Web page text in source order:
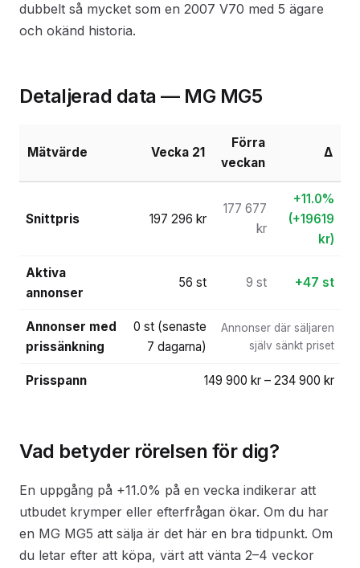
dubbelt så mycket som en 2007 V70 med 5 ägare
och okänd historia.
Detaljerad data — MG MG5
Mätvärde Vecka 21
Förra
veckan
Δ
Snittpris 197 296 kr
177 677
kr
+11.0%
(+19619
kr)
Aktiva
annonser
56 st 9 st +47 st
Annonser med
prissänkning
0 st (senaste
7 dagarna)
Annonser där säljaren
själv sänkt priset
Prisspann 149 900 kr – 234 900 kr
Vad betyder rörelsen för dig?
En uppgång på +11.0% på en vecka indikerar att
utbudet krymper eller efterfrågan ökar. Om du har
en MG MG5 att sälja är det här en bra tidpunkt. Om
du letar efter att köpa, värt att vänta 2–4 veckor